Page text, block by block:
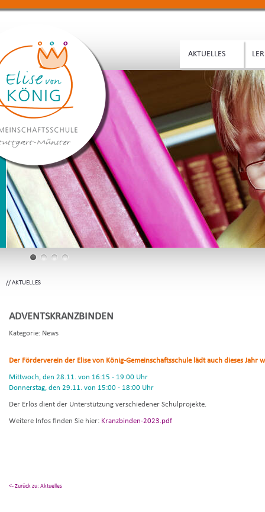
AKTUELLES
//AKTUELLES
ADVENTSKRANZBINDEN
Kategorie: News
Der Förderverein der Elise von König-Gemeinschaftsschule lädt auch dieses Jahr
Mittwoch, den 28.11. von 16:15 - 19:00 Uhr
Donnerstag, den 29.11. von 15:00 - 18:00 Uhr
Der Erlös dient der Unterstützung verschiedener Schulprojekte.
Weitere Infos finden Sie hier: Kranzbinden-2023.pdf
<- Zurück zu: Aktuelles